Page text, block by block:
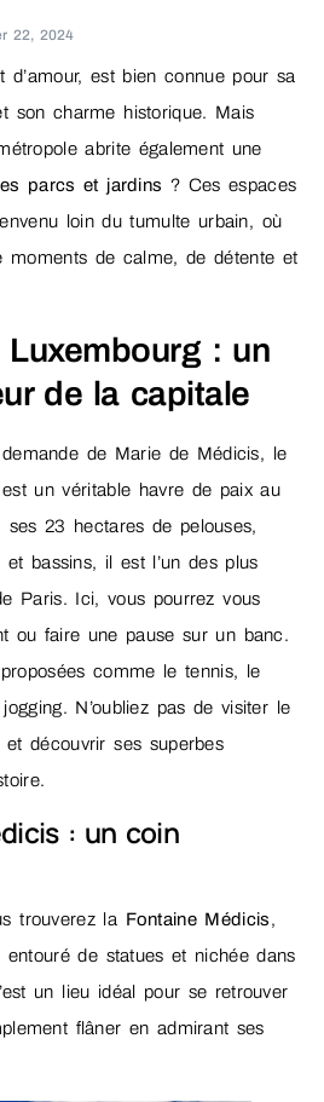
22, 2024
est bien connue pour sa
son charme historique. Mais
abrite également une
parcs et jardins ? Ces espaces
loin du tumulte urbain, où
moments de calme, de détente et
: un
de la capitale
de Marie de Médicis, le
est un véritable havre de paix au
23 hectares de pelouses,
et bassins, il est l’un des plus
Paris. Ici, vous pourrez vous
ou faire une pause sur un banc.
comme le tennis, le
N’oubliez pas de visiter le
et découvrir ses superbes
: un coin
trouverez la Fontaine Médicis,
entouré de statues et nichée dans
un lieu idéal pour se retrouver
flâner en admirant ses